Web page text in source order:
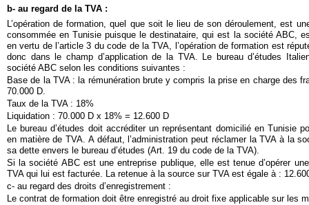
b- au regard de la TVA :
L’opération de formation, quel que soit le lieu de son déroulement, est
consommée en Tunisie puisque le destinataire, qui est la société ABC,
en vertu de l’article 3 du code de la TVA, l’opération de formation est
donc dans le champ d’application de la TVA. Le bureau d’études
société ABC selon les conditions suivantes :
Base de la TVA : la rémunération brute y compris la prise en charge des
70.000 D.
Taux de la TVA : 18%
Liquidation : 70.000 D x 18% = 12.600 D
Le bureau d’études doit accréditer un représentant domicilié en Tunisie
en matière de TVA. A défaut, l’administration peut réclamer la TVA à la
sa dette envers le bureau d’études (Art. 19 du code de la TVA).
Si la société ABC est une entreprise publique, elle est tenue d’opérer
TVA qui lui est facturée. La retenue à la source sur TVA est égale à :
c- au regard des droits d’enregistrement :
Le contrat de formation doit être enregistré au droit fixe applicable sur les